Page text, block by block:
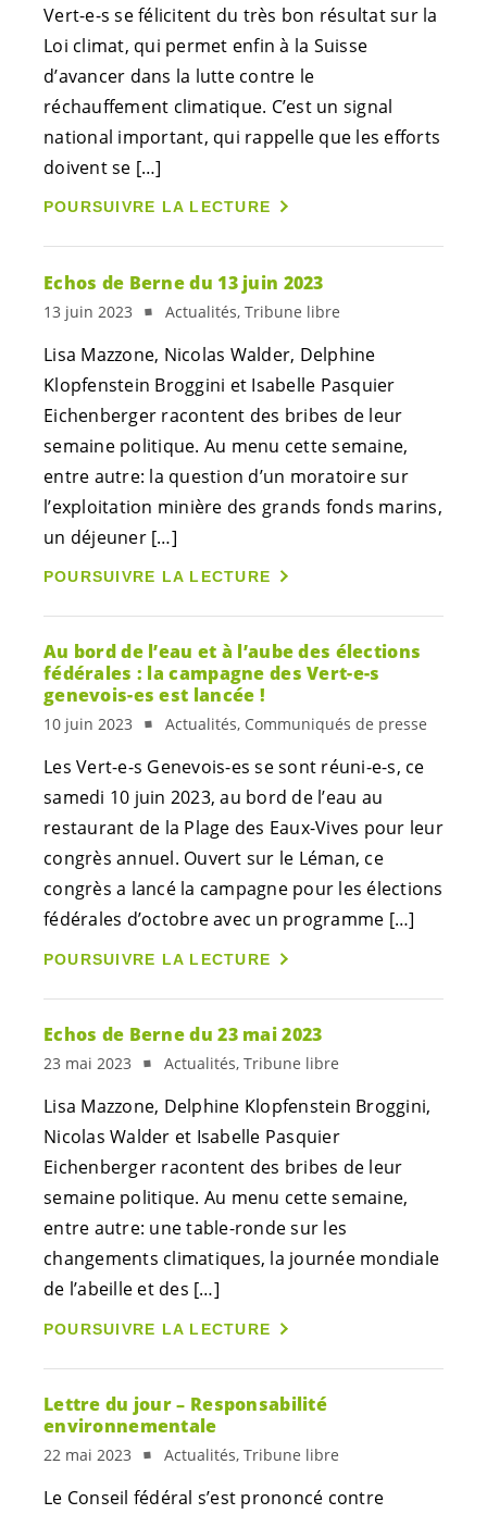
Vert-e-s se félicitent du très bon résultat sur la
Loi climat, qui permet enfin à la Suisse
d’avancer dans la lutte contre le
réchauffement climatique. C’est un signal
national important, qui rappelle que les efforts
doivent se […]
POURSUIVRE LA LECTURE
Echos de Berne du 13 juin 2023
13 juin 2023 Actualités, Tribune libre
Lisa Mazzone, Nicolas Walder, Delphine
Klopfenstein Broggini et Isabelle Pasquier
Eichenberger racontent des bribes de leur
semaine politique. Au menu cette semaine,
entre autre: la question d’un moratoire sur
l’exploitation minière des grands fonds marins,
un déjeuner […]
POURSUIVRE LA LECTURE
Au bord de l’eau et à l’aube des élections
fédérales : la campagne desVert-e-s
genevois-es est lancée !
10 juin 2023 Actualités, Communiqués de presse
Les Vert-e-s Genevois-es se sont réuni-e-s, ce
samedi 10 juin 2023, au bord de l’eau au
restaurant de la Plage des Eaux-Vives pour leur
congrès annuel. Ouvert sur le Léman, ce
congrès a lancé la campagne pour les élections
fédérales d’octobre avec un programme […]
POURSUIVRE LA LECTURE
Echos de Berne du 23 mai 2023
23 mai 2023 Actualités, Tribune libre
Lisa Mazzone, Delphine Klopfenstein Broggini,
Nicolas Walder et Isabelle Pasquier
Eichenberger racontent des bribes de leur
semaine politique. Au menu cette semaine,
entre autre: une table-ronde sur les
changements climatiques, la journée mondiale
de l’abeille et des […]
POURSUIVRE LA LECTURE
Lettre du jour – Responsabilité
environnementale
22 mai 2023 Actualités, Tribune libre
Le Conseil fédéral s’est prononcé contre